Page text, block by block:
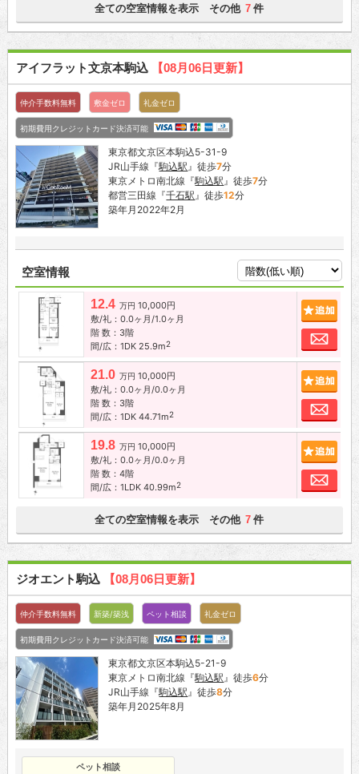
全ての空室情報を表示 その他 7 件
アイフラット文京本駒込 【08月06日更新】
仲介手数料無料 敷金ゼロ 礼金ゼロ
初期費用クレジットカード決済可能
東京都文京区本駒込5-31-9
JR山手線『駒込駅 』徒歩7分
東京メトロ南北線『駒込駅 』徒歩7分
都営三田線『千石駅 』徒歩12分
築年月2022年2月
空室情報
12.4 万円 10,000円
敷/礼：0.0ヶ月/1.0ヶ月
階 数：3階
間/広：1DK 25.9m2
お
21.0 万円 10,000円
敷/礼：0.0ヶ月/0.0ヶ月
階 数：3階
間/広：1DK 44.71m2
お
19.8 万円 10,000円
敷/礼：0.0ヶ月/0.0ヶ月
階 数：4階
間/広：1LDK 40.99m2
お
全ての空室情報を表示 その他 7 件
ジオエント駒込 【08月06日更新】
仲介手数料無料 新築/築浅 ペット相談 礼金ゼロ
初期費用クレジットカード決済可能
東京都文京区本駒込5-21-9
東京メトロ南北線『駒込駅』徒歩6分
JR山手線『駒込駅』徒歩8分
築年月2025年8月
ペット相談